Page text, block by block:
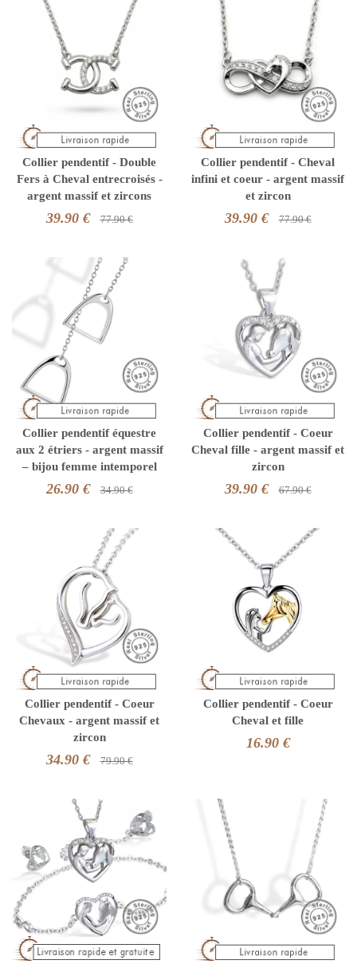
Collier pendentif - Double
Fers à Cheval entrecroisés -
argent massif et zircons
39.90 € 77.90 €
Collier pendentif - Cheval
infini et coeur - argent massif
et zircon
39.90 € 77.90 €
Collier pendentif équestre
aux 2 étriers - argent massif
– bijou femme intemporel
26.90 € 34.90 €
Collier pendentif - Coeur
Cheval fille - argent massif et
zircon
39.90 € 67.90 €
Collier pendentif - Coeur
Chevaux - argent massif et
zircon
34.90 € 79.90 €
Collier pendentif - Coeur
Cheval et fille
16.90 €